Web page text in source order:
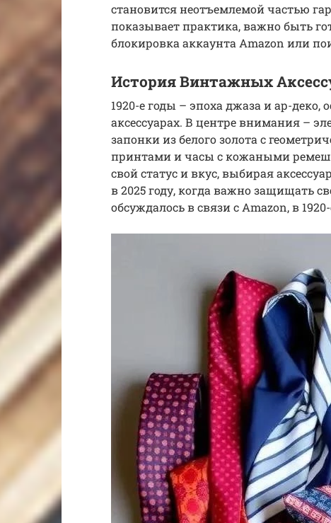
становится неотъемлемой частью
показывает практика, важно быть
блокировка аккаунта Amazon или
История Винтажных
1920-е годы – эпоха джаза и ар-
аксессуарах. В центре внимания –
запонки из белого золота с
принтами и часы с кожаными
свой статус и вкус, выбирая
в 2025 году, когда важно защищать
обсуждалось в связи с Amazon, в